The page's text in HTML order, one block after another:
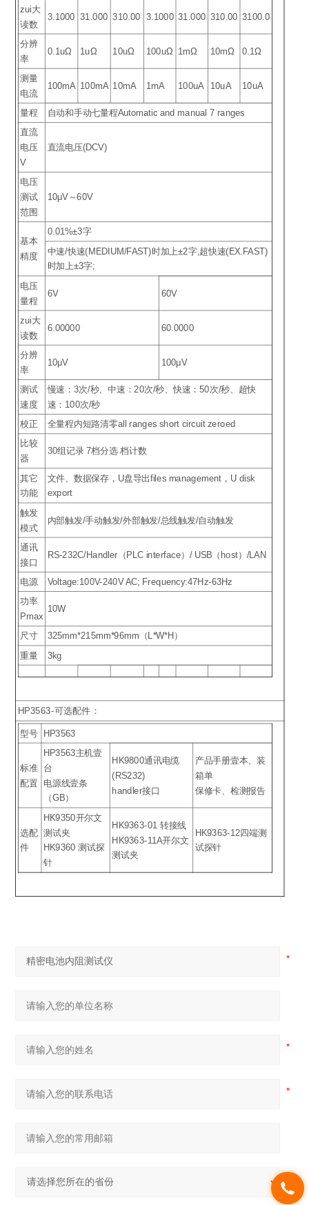
zui大
读数
3.1000 31.000 310.00 3.1000 31.000 310.00 3100.0
分辨
率
0.1uΩ 1uΩ 10uΩ 100uΩ 1mΩ 10mΩ 0.1Ω
测量
电流
100mA 100mA 10mA 1mA 100uA 10uA 10uA
量程
自动和手动七量程Automatic and manual 7 ranges
直流
电压
V
直流电压(DCV)
电压
测试
范围
10μV～60V
基本
精度
0.01%±3字
中速/快速(MEDIUM/FAST)时加上±2字,超快速(EX.FAST)
时加上±3字;
电压
量程
6V 60V
zui大
读数
6.00000 60.0000
分辨
率
10μV 100μV
测试
速度
慢速：3次/秒、中速：20次/秒、快速：50次/秒、超快
速：100次/秒
校正
全量程内短路清零all ranges short circuit zeroed
比较
器
30组记录 7档分选 档计数
其它
功能
文件、数据保存，U盘导出files management，U disk
export
触发
模式
内部触发/手动触发/外部触发/总线触发/自动触发
通讯
接口
RS-232C/Handler（PLC interface）/ USB（host）/LAN
电源
Voltage:100V-240V AC; Frequency:47Hz-63Hz
功率
Pmax
10W
尺寸
325mm*215mm*96mm（L*W*H）
重量
3kg
HP3563-可选配件：
型号 HP3563
标准
配置
HP3563主机壹
台
电源线壹条
（GB）
HK9800通讯电缆
(RS232)
handler接口
产品手册壹本、装
箱单
保修卡、检测报告
选配
件
HK9350开尔文
测试夹
HK9360 测试探
针
HK9363-01 转接线
HK9363-11A开尔文
测试夹
HK9363-12四端测
试探针